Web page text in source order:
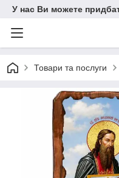
У нас Ви можете
Товари та послуги